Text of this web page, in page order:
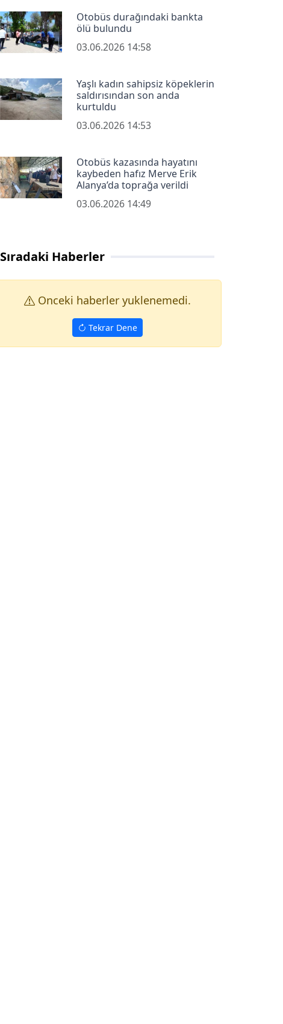
Otobüs durağındaki bankta
ölü bulundu
03.06.2026 14:58
Yaşlı kadın sahipsiz köpeklerin
saldırısından son anda
kurtuldu
03.06.2026 14:53
Otobüs kazasında hayatını
kaybeden hafız Merve Erik
Alanya’da toprağa verildi
03.06.2026 14:49
Sıradaki Haberler
Onceki haberler yuklenemedi.
Tekrar Dene